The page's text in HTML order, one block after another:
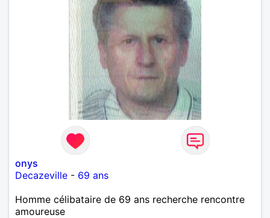
onys
Decazeville - 69 ans
Homme célibataire de 69 ans recherche rencontre
amoureuse